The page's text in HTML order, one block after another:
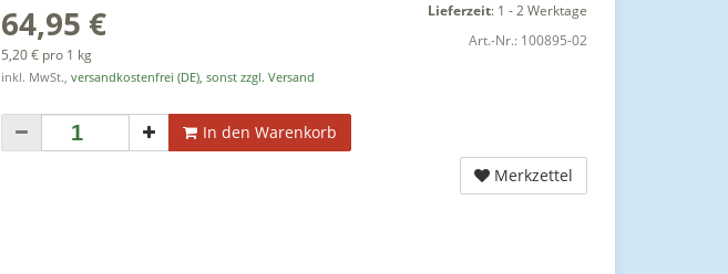
64,95 €
5,20 € pro 1 kg
inkl. MwSt., versandkostenfrei (DE), sonst zzgl. Versand
Lieferzeit: 1 - 2 Werktage
Art.-Nr.: 100895-02
In den Warenkorb
Merkzettel